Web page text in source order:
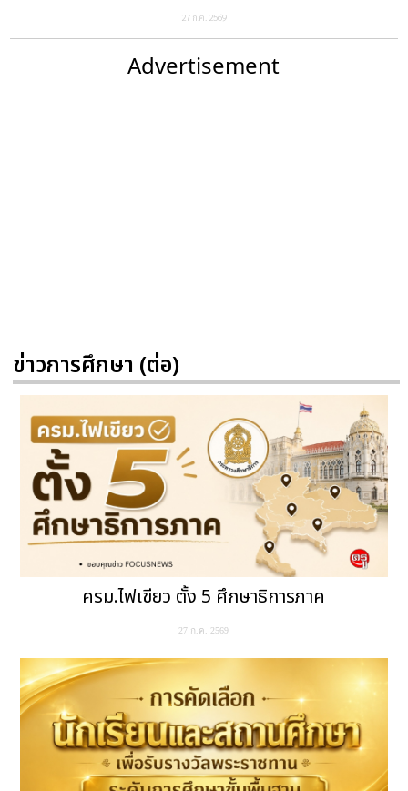
27 ก.ค. 2569
Advertisement
ข่าวการศึกษา (ต่อ)
ครม.ไฟเขียว ตั้ง 5 ศึกษาธิการภาค
27 ก.ค. 2569